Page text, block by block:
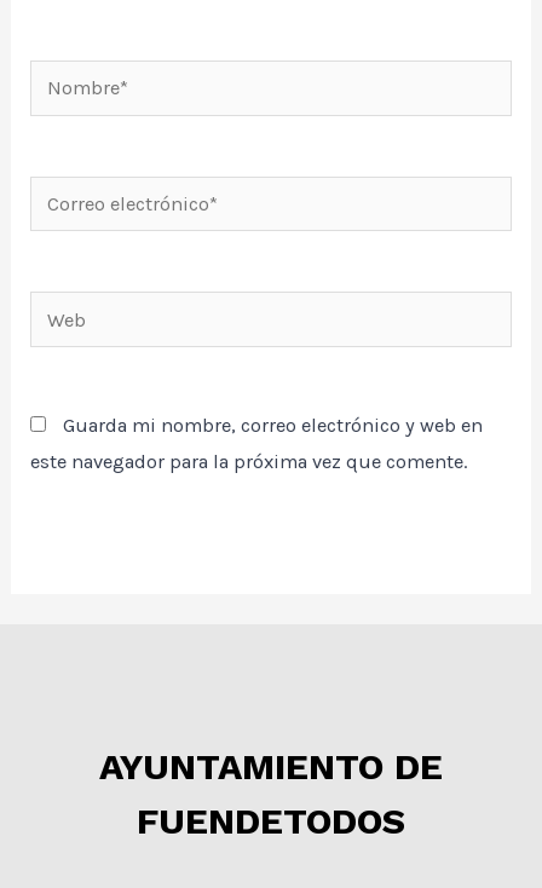
Nombre*
electrónico*
Guarda mi nombre, correo electrónico y web en
este navegador para la próxima vez que comente.
AYUNTAMIENTO DE
FUENDETODOS